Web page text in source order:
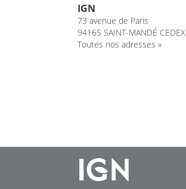
IGN
73 avenue de Paris
94165 SAINT-MANDÉ CEDEX
Toutes nos adresses »